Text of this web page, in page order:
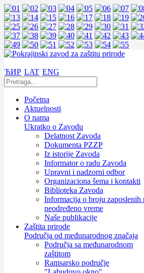
ЋИР LAT ENG
Početna
Aktuelnosti
O nama
Ukratko o Zavodu
Delatnost Zavoda
Dokumenta PZZP
Iz istorije Zavoda
Informator o radu Zavoda
Upravni i nadzorni odbor
Organizaciona šema i kontakti
Biblioteka Zavoda
Informacija o broju zaposlenih
neodređeno vreme
Naše publikacije
Zaštita prirode
Područja od međunarodnog značaja
Područja sa međunarodnom
zaštitom
Ramsarsko područje